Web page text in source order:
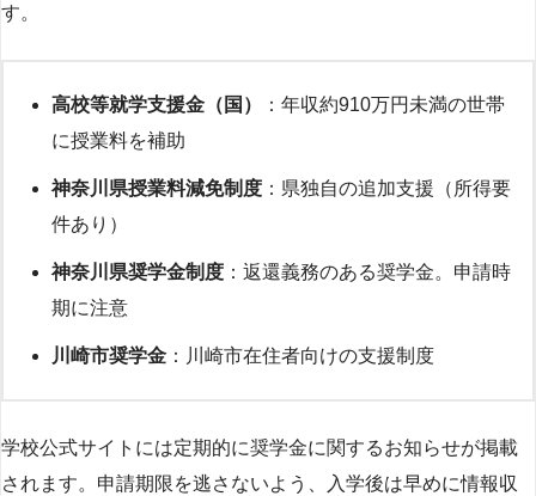
す。
高校等就学支援金（国）
：年収約910万円未満の世帯
に授業料を補助
神奈川県授業料減免制度 ：県独自の追加支援（所得要
件あり）
神奈川県奨学金制度 ：返還義務のある奨学金。申請時
期に注意
川崎市奨学金 ：川崎市在住者向けの支援制度
学校公式サイトには定期的に奨学金に関するお知らせが掲載
されます。申請期限を逃さないよう、入学後は早めに情報収